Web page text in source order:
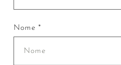
Nome *